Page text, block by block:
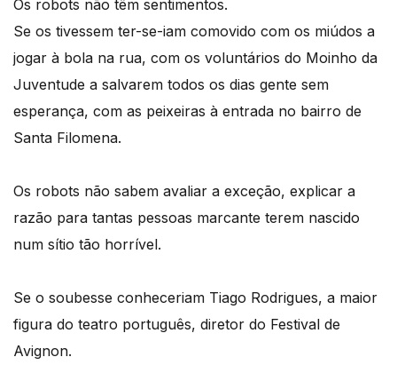
Os robots não têm sentimentos.
Se os tivessem ter-se-iam comovido com os miúdos a
jogar à bola na rua, com os voluntários do Moinho da
Juventude a salvarem todos os dias gente sem
esperança, com as peixeiras à entrada no bairro de
Santa Filomena.
Os robots não sabem avaliar a exceção, explicar a
razão para tantas pessoas marcante terem nascido
num sítio tão horrível.
Se o soubesse conheceriam Tiago Rodrigues, a maior
figura do teatro português, diretor do Festival de
Avignon.